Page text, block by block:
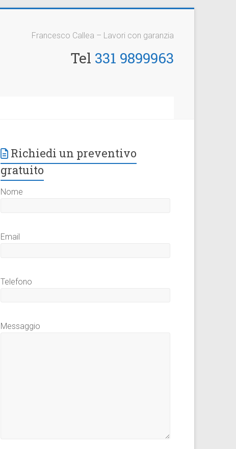
Francesco Callea – Lavori con garanzia
Tel 331 9899963
Richiedi un preventivo
gratuito
Nome
Email
Telefono
Messaggio